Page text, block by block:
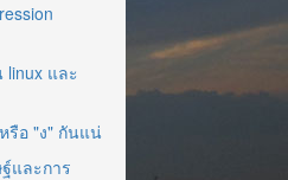
linux และ
รือ "ง" กันแน่
และการ